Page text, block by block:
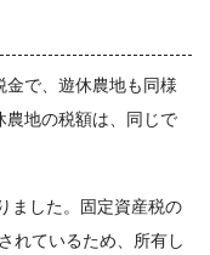
金で、遊休農地も同様
農地の税額は、同じで
ました。固定資産税の
れているため、所有し